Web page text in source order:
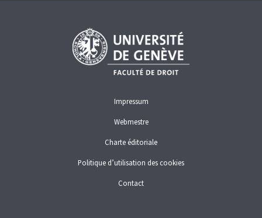
Impressum
Webmestre
Charte éditoriale
Politique d’utilisation des cookies
Contact